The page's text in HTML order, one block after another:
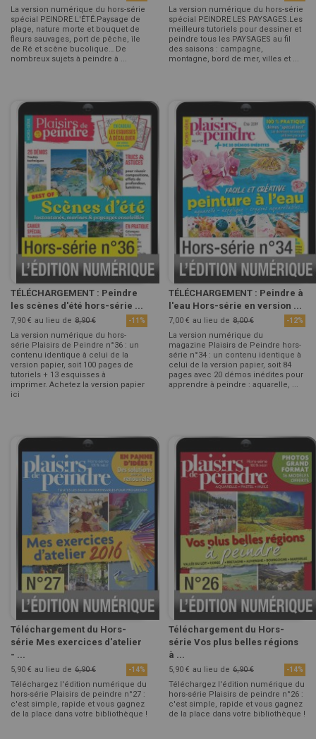
La version numérique du hors-série
spécial PEINDRE L'ÉTÉ.Paysage de
plage, nature morte et bouquet de
fleurs sauvages, port de pêche, île
de Ré et scène bucolique… De
nombreux sujets à peindre à ...
La version numérique du hors-série
spécial PEINDRE LES PAYSAGES.Les
meilleurs tutoriels pour dessiner et
peindre tous les PAYSAGES au fil
des saisons : campagne,
montagne, bord de mer, villes et ...
TÉLÉCHARGEMENT : Peindre
les scènes d'été hors-série ...
7,90 € au lieu de 8,90 € -11%
La version numérique du hors-
série Plaisirs de Peindre n°36 : un
contenu identique à celui de la
version papier, soit 100 pages de
tutoriels + 13 esquisses à
imprimer. Achetez la version papier
ici
TÉLÉCHARGEMENT : Peindre à
l'eau Hors-série en version ...
7,00 € au lieu de 8,00 € -12%
La version numérique du
magazine Plaisirs de Peindre hors-
série n°34 : un contenu identique à
celui de la version papier, soit 84
pages avec 20 démos inédites pour
apprendre à peindre : aquarelle, ...
Téléchargement du Hors-
série Mes exercices d'atelier
- ...
5,90 € au lieu de 6,90 € -14%
Téléchargez l'édition numérique du
hors-série Plaisirs de peindre n°27 :
c'est simple, rapide et vous gagnez
de la place dans votre bibliothèque !
Téléchargement du Hors-
série Vos plus belles régions
à ...
5,90 € au lieu de 6,90 € -14%
Téléchargez l'édition numérique du
hors-série Plaisirs de peindre n°26 :
c'est simple, rapide et vous gagnez
de la place dans votre bibliothèque !